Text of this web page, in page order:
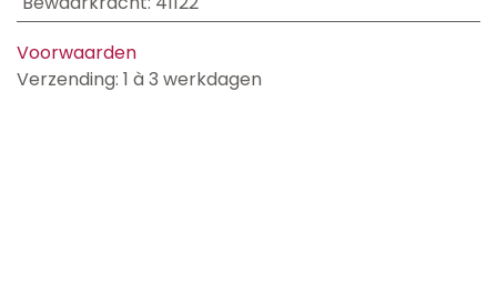
Voorwaarden
Verzending: 1 à 3 werkdagen